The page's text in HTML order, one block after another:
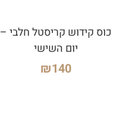
כוס קידוש קריסטל חלבי –
יום השישי
₪140